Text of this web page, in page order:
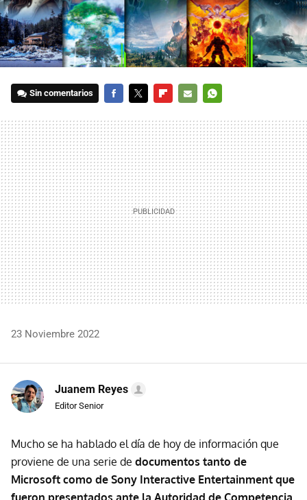
Sin comentarios
MAIL
23 Noviembre 2022
Juanem Reyes
Editor Senior
Mucho se ha hablado el día de hoy de información que
proviene de una serie de documentos tanto de
Microsoft como de Sony Interactive Entertainment que
fueron presentados ante la Autoridad de Competencia